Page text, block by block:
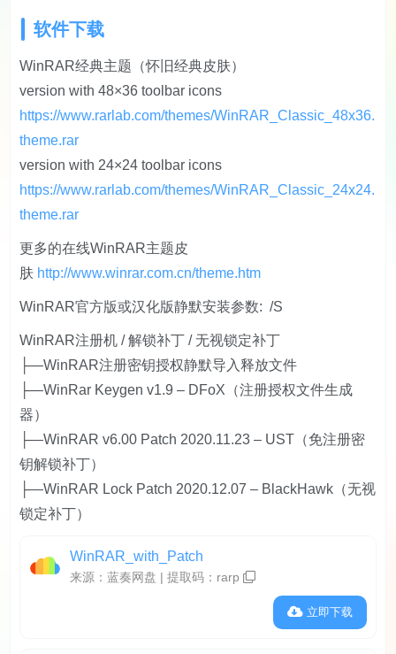
软件下载
WinRAR经典主题（怀旧经典皮肤）
version with 48×36 toolbar icons
https://www.rarlab.com/themes/WinRAR_Classic_48x36.
theme.rar
version with 24×24 toolbar icons
https://www.rarlab.com/themes/WinRAR_Classic_24x24.
theme.rar
更多的在线WinRAR主题皮
肤 http://www.winrar.com.cn/theme.htm
WinRAR官方版或汉化版静默安装参数: /S
WinRAR注册机 / 解锁补丁 / 无视锁定补丁
├—WinRAR注册密钥授权静默导入释放文件
├—WinRar Keygen v1.9 – DFoX（注册授权文件生成
器）
├—WinRAR v6.00 Patch 2020.11.23 – UST（免注册密
钥解锁补丁）
├—WinRAR Lock Patch 2020.12.07 – BlackHawk（无视
锁定补丁）
WinRAR_with_Patch
来源：蓝奏网盘 | 提取码： rarp
立即下载